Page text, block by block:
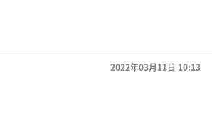
2022年03月11日 10:13